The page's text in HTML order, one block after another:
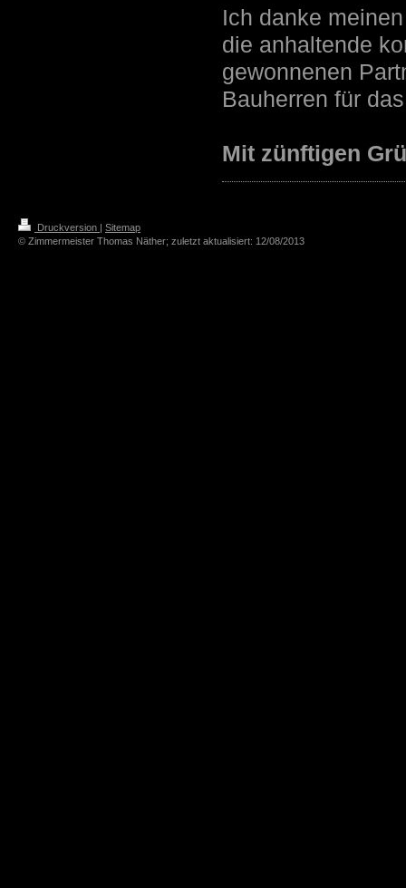
Ich danke
die anhaltende
gewonnenen
Bauherren für
Mit zünftigen
Druckversion
Sitemap
© Zimmermeister Thomas Näther; zuletzt aktualisiert: 12/08/2013